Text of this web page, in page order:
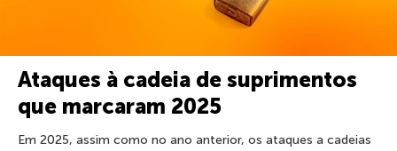
Ataques à cadeia de suprimentos
que marcaram 2025
Em 2025, assim como no ano anterior, os ataques a cadeias